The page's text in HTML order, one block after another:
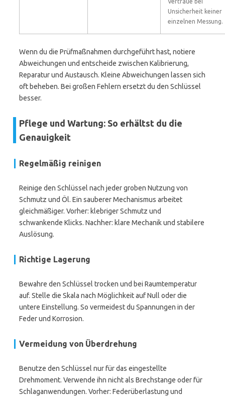
Unsicherheit keiner
einzelnen Messung.
Wenn du die Prüfmaßnahmen durchgeführt hast, notiere
Abweichungen und entscheide zwischen Kalibrierung,
Reparatur und Austausch. Kleine Abweichungen lassen sich
oft beheben. Bei großen Fehlern ersetzt du den Schlüssel
besser.
Pflege und Wartung: So erhältst du die
Genauigkeit
Regelmäßig reinigen
Reinige den Schlüssel nach jeder groben Nutzung von
Schmutz und Öl. Ein sauberer Mechanismus arbeitet
gleichmäßiger. Vorher: klebriger Schmutz und
schwankende Klicks. Nachher: klare Mechanik und stabilere
Auslösung.
Richtige Lagerung
Bewahre den Schlüssel trocken und bei Raumtemperatur
auf. Stelle die Skala nach Möglichkeit auf Null oder die
untere Einstellung. So vermeidest du Spannungen in der
Feder und Korrosion.
Vermeidung von Überdrehung
Benutze den Schlüssel nur für das eingestellte
Drehmoment. Verwende ihn nicht als Brechstange oder für
Schlaganwendungen. Vorher: Federüberlastung und